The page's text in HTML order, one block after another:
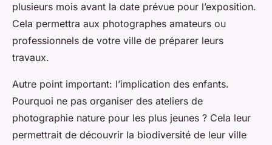
plusieurs mois avant la date prévue pour l’exposition.
Cela permettra aux photographes amateurs ou
professionnels de votre ville de préparer leurs
travaux.
Autre point important: l’implication des enfants.
Pourquoi ne pas organiser des ateliers de
photographie nature pour les plus jeunes ? Cela leur
permettrait de découvrir la biodiversité de leur ville